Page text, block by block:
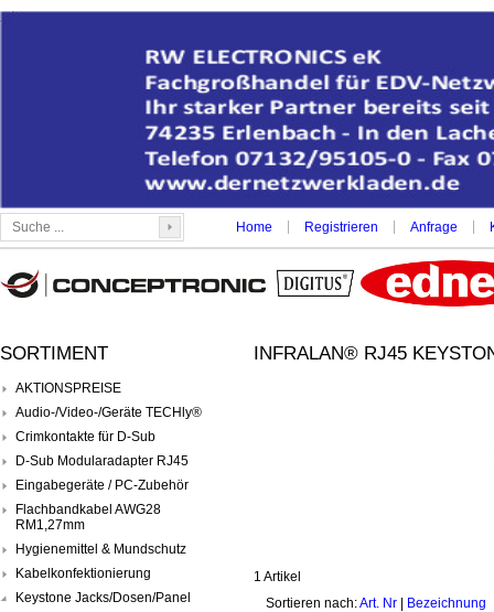
Home Registrieren Anfrage
SORTIMENT
AKTIONSPREISE
Audio-/Video-/Geräte TECHly®
Crimkontakte für D-Sub
D-Sub Modularadapter RJ45
Eingabegeräte / PC-Zubehör
Flachbandkabel AWG28
RM1,27mm
Hygienemittel & Mundschutz
Kabelkonfektionierung
Keystone Jacks/Dosen/Panel
INFRALAN® RJ45
1 Artikel
Sortieren nach:Art. Nr | Bezeichnung